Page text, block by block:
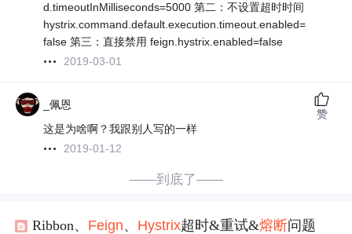
d.timeoutInMilliseconds=5000 第二：不设置超时时间
hystrix.command.default.execution.timeout.enabled=
false 第三：直接禁用 feign.hystrix.enabled=false
2019-03-01
_佩恩
这是为啥啊？我跟别人写的一样
2019-01-12
赞
——到底了——
Ribbon、 Feign、 Hystrix超时&重试&熔断问题